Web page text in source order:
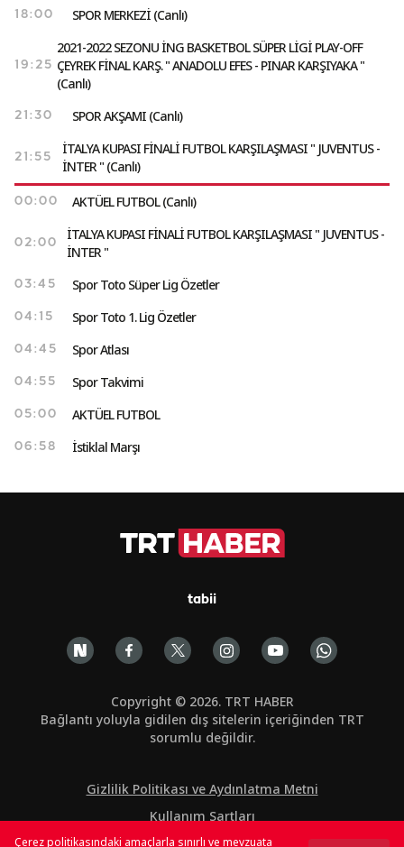
18:00 SPOR MERKEZİ (Canlı)
19:25
2021-2022 SEZONU İNG BASKETBOL SÜPER LİGİ PLAY-OFF
ÇEYREK FİNAL KARŞ. " ANADOLU EFES - PINAR KARŞIYAKA "
(Canlı)
21:30 SPOR AKŞAMI (Canlı)
21:55
İTALYA KUPASI FİNALİ FUTBOL KARŞILAŞMASI " JUVENTUS -
İNTER " (Canlı)
00:00 AKTÜEL FUTBOL (Canlı)
02:00
İTALYA KUPASI FİNALİ FUTBOL KARŞILAŞMASI " JUVENTUS -
İNTER "
03:45 Spor Toto Süper Lig Özetler
04:15 Spor Toto 1. Lig Özetler
04:45 Spor Atlası
04:55 Spor Takvimi
05:00 AKTÜEL FUTBOL
06:58 İstiklal Marşı
tabii
Copyright © 2026. TRT HABER
Bağlantı yoluyla gidilen dış sitelerin içeriğinden TRT
sorumlu değildir.
Gizlilik Politikası ve Aydınlatma Metni
Kullanım Şartları
Çerez Politikası
Çerez politikasındaki amaçlarla sınırlı ve mevzuata